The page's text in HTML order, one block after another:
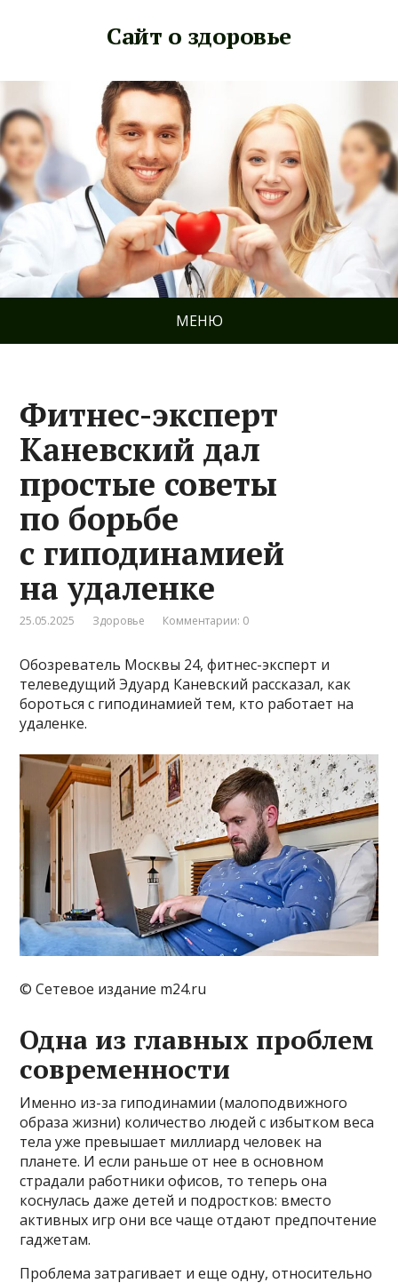
Сайт о здоровье
МЕНЮ
Фитнес-эксперт
Каневский дал
простые советы
по борьбе
с гиподинамией
на удаленке
25.05.2025 Здоровье Комментарии: 0
Обозреватель Москвы 24, фитнес-эксперт и
телеведущий Эдуард Каневский рассказал, как
бороться с гиподинамией тем, кто работает на
удаленке.
© Сетевое издание m24.ru
Одна из главных проблем
современности
Именно из-за гиподинамии (малоподвижного
образа жизни) количество людей с избытком веса
тела уже превышает миллиард человек на
планете. И если раньше от нее в основном
страдали работники офисов, то теперь она
коснулась даже детей и подростков: вместо
активных игр они все чаще отдают предпочтение
гаджетам.
Проблема затрагивает и еще одну, относительно